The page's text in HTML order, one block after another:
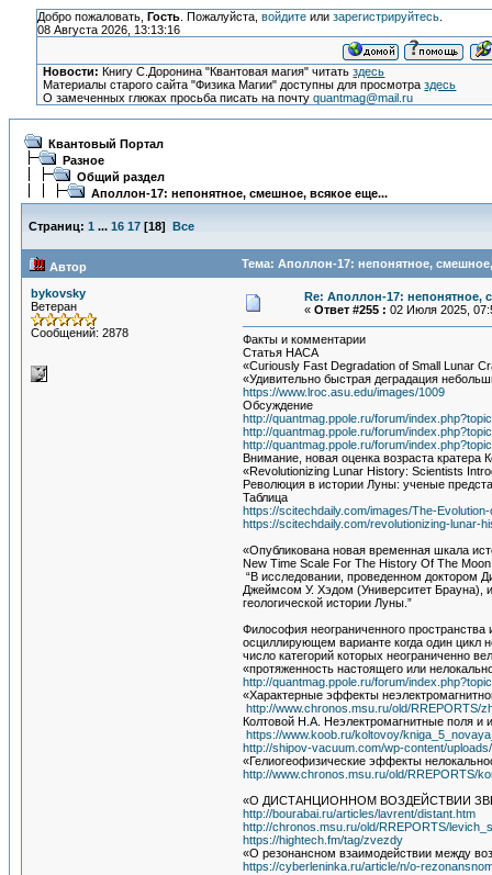
Добро пожаловать, Гость. Пожалуйста, войдитеили зарегистрируйтесь.
08 Августа 2026, 13:13:16
Новости: Книгу С.Доронина "Квантовая магия" читатьздесь
Материалы старого сайта "Физика Магии" доступны для просмотраздесь
О замеченных глюках просьба писать на почтуquantmag@mail.ru
Квантовый Портал
Разное
Общий раздел
Аполлон-17: непонятное, смешное, всякое еще...
Страниц: 1 ... 16 17 [18] Все
Автор Тема: Аполлон-17: непонятное,
bykovsky
Ветеран
Сообщений: 2878
Re: Аполлон-17: непонятное,
« Ответ #255 : 02 Июля 2025,
Факты и комментарии
Статья НАСА
«Curiously Fast Degradation of Small Lunar
«Удивительно быстрая деградация
https://www.lroc.asu.edu/images/1009
Обсуждение
http://quantmag.ppole.ru/forum/
http://quantmag.ppole.ru/forum/
http://quantmag.ppole.ru/forum/
Внимание, новая оценка возраста кратера
«Revolutionizing Lunar History: Scientists
Революция в истории Луны: ученые
Таблица
https://scitechdaily.com/images/The-
https://scitechdaily.com/revolutionizing-lunar-
«Опубликована новая временная шкала
New Time Scale For The History Of The
“В исследовании, проведенном доктором
Джеймсом У. Хэдом (Университет Брауна),
геологической истории Луны.”
Философия неограниченного
осциллирующем варианте когда один цикл
число категорий которых неограниченно
«протяженность настоящего или
http://quantmag.ppole.ru/forum/
«Характерные эффекты
http://www.chronos.msu.ru/old/RREPORTS/
Колтовой Н.А. Неэлектромагнитные поля и
https://www.koob.ru/koltovoy/
http://shipov-vacuum.com/wp-content/
«Гелиогеофизические эффекты
http://www.chronos.msu.ru/old/RREPORTS/
«О ДИСТАНЦИОННОМ ВОЗДЕЙСТВИИ
http://bourabai.ru/articles/lavrent/distant.htm
http://chronos.msu.ru/old/RREPORTS/
https://hightech.fm/tag/zvezdy
«О резонансном взаимодействии между
https://cyberleninka.ru/article/n/o-